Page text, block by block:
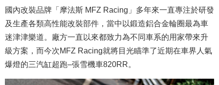
國內改裝品牌「摩法斯 MFZ Racing」多年來一直專注於研發
及生產各類高性能改裝部件，當中以鍛造鋁合金輪圈最為車
迷津津樂道。廠方一直以來都致力為不同車系的用家帶來升
級方案，而今次MFZ Racing就將目光瞄準了近期在車界人氣
爆燈的三汽缸超跑–張雪機車820RR。